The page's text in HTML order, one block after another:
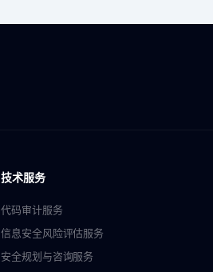
技术服务
代码审计服务
信息安全风险评估服务
安全规划与咨询服务